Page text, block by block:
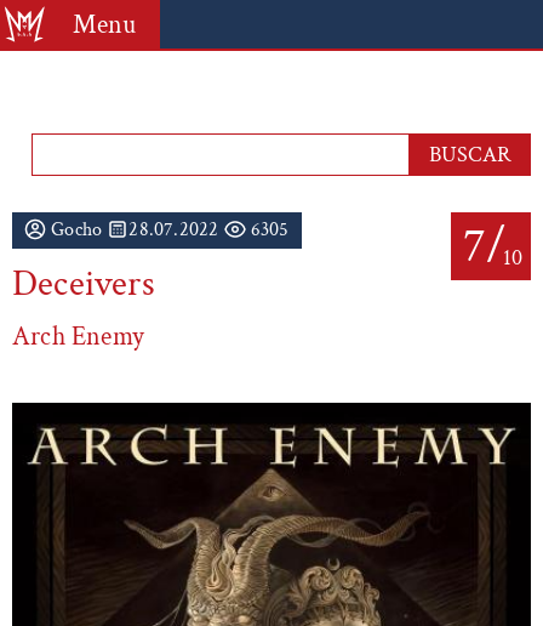
Menu
7/10
Gocho 28.07.2022 6305
Deceivers
Arch Enemy